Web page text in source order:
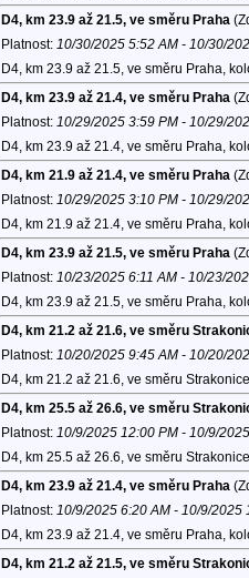
D4, km 23.9 až 21.5, ve směru Praha
Platnost: 10/30/2025 5:52 AM - 10/30/
D4, km 23.9 až 21.5, ve směru Praha,
D4, km 23.9 až 21.4, ve směru Praha
Platnost: 10/29/2025 3:59 PM - 10/29/
D4, km 23.9 až 21.4, ve směru Praha,
D4, km 21.9 až 21.4, ve směru Praha
Platnost: 10/29/2025 3:10 PM - 10/29/
D4, km 21.9 až 21.4, ve směru Praha,
D4, km 23.9 až 21.5, ve směru Praha
Platnost: 10/23/2025 6:11 AM - 10/23/
D4, km 23.9 až 21.5, ve směru Praha,
D4, km 21.2 až 21.6, ve směru
Platnost: 10/20/2025 9:45 AM - 10/20/
D4, km 21.2 až 21.6, ve směru
D4, km 25.5 až 26.6, ve směru
Platnost: 10/9/2025 12:00 PM - 10/9/
D4, km 25.5 až 26.6, ve směru
D4, km 23.9 až 21.4, ve směru Praha
Platnost: 10/9/2025 6:20 AM - 10/9/2025
D4, km 23.9 až 21.4, ve směru Praha,
D4, km 21.2 až 21.5, ve směru